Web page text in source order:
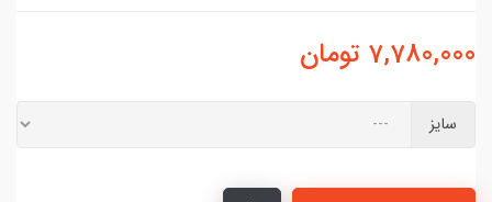
7,780,000 تومان
سایز